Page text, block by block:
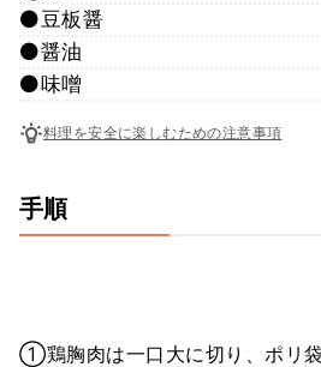
⚫豆板醤
⚫醤油
⚫味噌
料理を安全に楽しむための注意事項
手順
①鶏胸肉は一口大に切り、ポリ